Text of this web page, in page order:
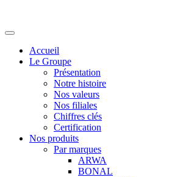
Accueil
Le Groupe
Présentation
Notre histoire
Nos valeurs
Nos filiales
Chiffres clés
Certification
Nos produits
Par marques
ARWA
BONAL